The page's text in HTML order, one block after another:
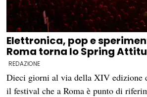
Elettronica, pop e
Roma torna lo Spring
REDAZIONE
Dieci giorni al via della XIV edizione
il festival che a Roma è punto di